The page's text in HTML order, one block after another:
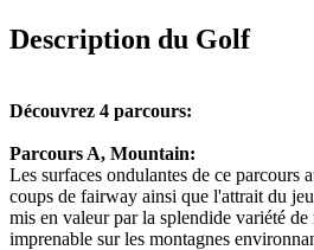
Description du Golf
Découvrez 4 parcours:
Parcours A, Mountain:
Les surfaces ondulantes de ce parcours
coups de fairway ainsi que l'attrait du
mis en valeur par la splendide variété
imprenable sur les montagnes